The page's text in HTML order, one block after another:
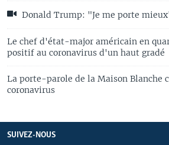
Donald Trump: "Je me porte
Le chef d'état-major américain en
positif au coronavirus d'un haut gradé
La porte-parole de la Maison Blanche
coronavirus
SUIVEZ-NOUS